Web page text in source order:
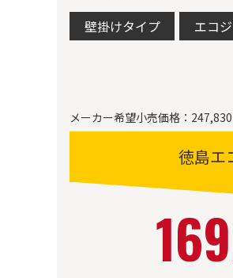
壁掛けタイプ
エコ
メーカー希望小売価格：247,830
徳島エ